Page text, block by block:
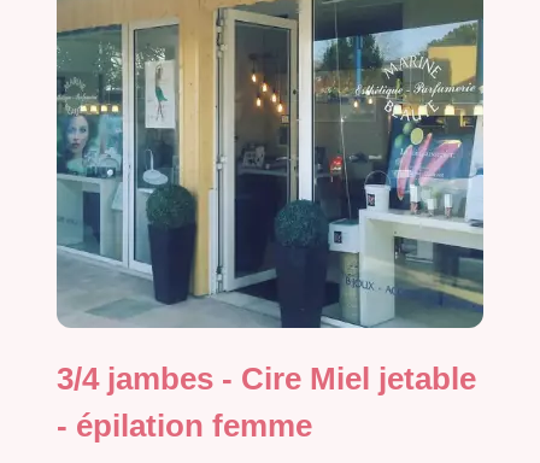
3/4 jambes - Cire Miel jetable
- épilation femme